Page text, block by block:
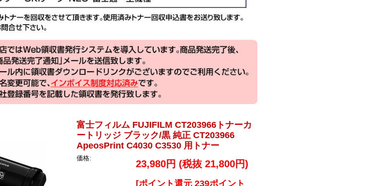
富士フィルム FUJIFILM CT203966トナーカ
ートリッジ ブラック/黒 純正 CT203966
ApeosPrint C4030 C3530 用トナー
価格:
23,980円 (税抜 21,800円)
[ポイント還元 239ポイント